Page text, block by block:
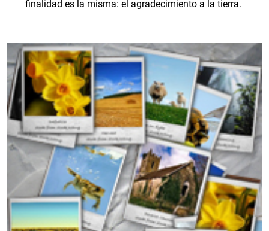
finalidad es la misma: el agradecimiento a la tierra.